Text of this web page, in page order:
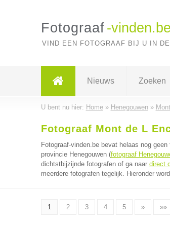
Fotograaf -vinden.be
VIND EEN FOTOGRAAF BIJ U IN
Nieuws Zoeken
U bent nu hier: Home» Henegouwen»
Fotograaf Mont de L
Fotograaf-vinden.be bevat helaas nog geen
provincie Henegouwen (fotograaf
dichtstbijzijnde fotografen of ga naar direct
meerdere fotografen tegelijk. Hieronder
1 2 3 4 5 » »»